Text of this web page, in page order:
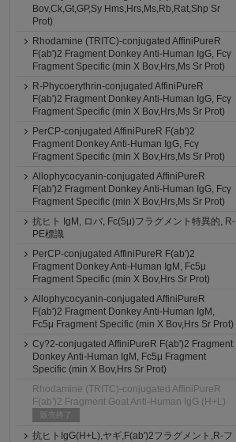
Bov,Ck,Gt,GP,Sy Hms,Hrs,Ms,Rb,Rat,Shp Sr
Prot)
Rhodamine (TRITC)-conjugated AffiniPureR
F(ab')2 Fragment Donkey Anti-Human IgG, Fcγ
Fragment Specific (min X Bov,Hrs,Ms Sr Prot)
R-Phycoerythrin-conjugated AffiniPureR
F(ab')2 Fragment Donkey Anti-Human IgG, Fcγ
Fragment Specific (min X Bov,Hrs,Ms Sr Prot)
PerCP-conjugated AffiniPureR F(ab')2
Fragment Donkey Anti-Human IgG, Fcγ
Fragment Specific (min X Bov,Hrs,Ms Sr Prot)
Allophycocyanin-conjugated AffiniPureR
F(ab')2 Fragment Donkey Anti-Human IgG, Fcγ
Fragment Specific (min X Bov,Hrs,Ms Sr Prot)
抗ヒト IgM, ロバ, Fc(5μ)フラグメント特異的, R-
PE標識
PerCP-conjugated AffiniPureR F(ab')2
Fragment Donkey Anti-Human IgM, Fc5μ
Fragment Specific (min X Bov,Hrs Sr Prot)
Allophycocyanin-conjugated AffiniPureR
F(ab')2 Fragment Donkey Anti-Human IgM,
Fc5μ Fragment Specific (min X Bov,Hrs Sr Prot)
Cy?2-conjugated AffiniPureR F(ab')2 Fragment
Donkey Anti-Human IgM, Fc5μ Fragment
Specific (min X Bov,Hrs Sr Prot)
Rhodamine (TRITC)-conjugated AffiniPureR
F(ab')2 Fragment Goat Anti-Human IgG (H+L)
販売終了
抗ヒトIgG(H+L),ヤギ,F(ab')2フラグメント,R-フ